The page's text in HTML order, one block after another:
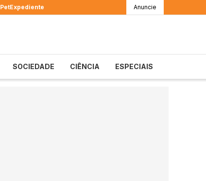
PetExpediente Anuncie
SOCIEDADE CIÊNCIA ESPECIAIS